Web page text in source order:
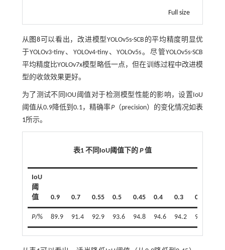
Full size
从图8 可以看出，改进模型YOLOv5s-SCB的平均精度明显优
于YOLOv3-tiny、YOLOv4-tiny、YOLOv5s。尽管YOLOv5s-SCB
平均精度比YOLOv7x模型略低一点，但在训练过程中改进模
型的收敛效果更好。
为了测试不同IOU阈值对于检测模型性能的影响，设置IoU
阈值从0.9降低到0.1，精确率P（precision）的变化情况如表
1所示。
表1 不同 IoU阈值下的 P值
IoU
阈
值
0.9 0.7 0.55 0.5 0.45 0.4 0.3 0.1
P/% 89.9 91.4 92.9 93.6 94.8 94.6 94.2 94.2